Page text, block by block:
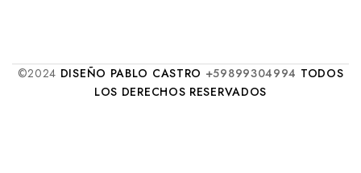
©2024 DISEÑO PABLO CASTRO +59899304994 TODOS
LOS DERECHOS RESERVADOS